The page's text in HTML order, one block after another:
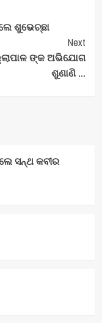
ଶୁଭେଚ୍ଛା
Next
ଙ୍କ ଅଭିଯୋଗ
ଶୁଣାଣି …
ସନ୍ଥ କବୀର